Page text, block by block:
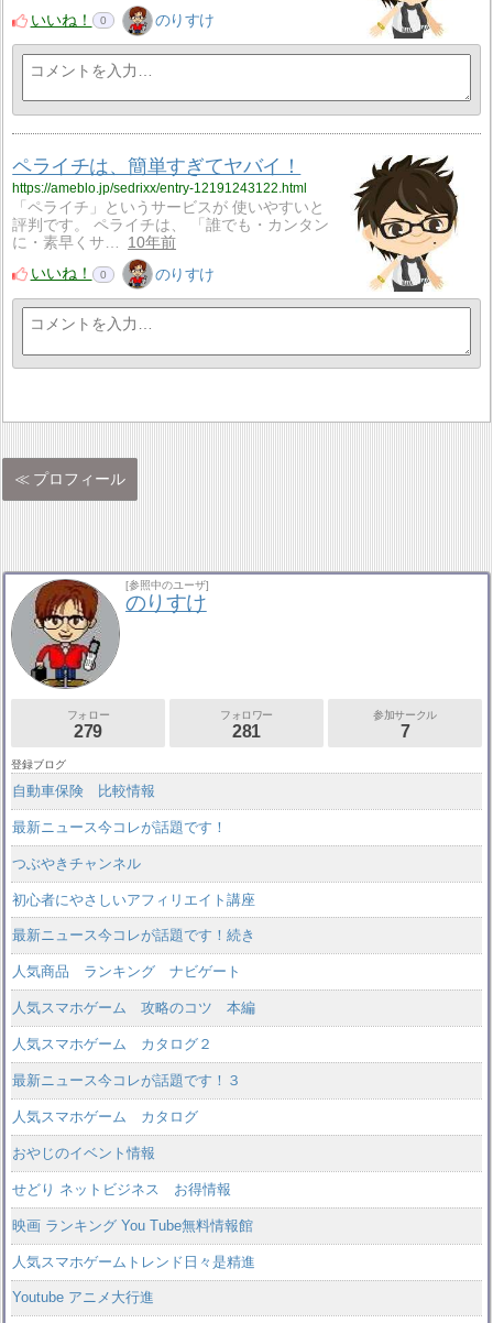
いいね！
0 のりすけ
ペライチは、簡単すぎてヤバイ！
https://ameblo.jp/sedrixx/entry-12191243122.html
「ペライチ」というサービスが 使いやすいと
評判です。 ペライチは、 「誰でも・カンタン
に・素早くサ…
10年前
いいね！
0 のりすけ
プロフィール
[参照中のユーザ]
のりすけ
フォロー
279
フォロワー
281
参加サークル
7
登録ブログ
自動車保険 比較情報
最新ニュース今コレが話題です！
つぶやきチャンネル
初心者にやさしいアフィリエイト講座
最新ニュース今コレが話題です！続き
人気商品 ランキング ナビゲート
人気スマホゲーム 攻略のコツ 本編
人気スマホゲーム カタログ２
最新ニュース今コレが話題です！３
人気スマホゲーム カタログ
おやじのイベント情報
せどり ネットビジネス お得情報
映画 ランキング You Tube無料情報館
人気スマホゲームトレンド日々是精進
Youtube アニメ大行進